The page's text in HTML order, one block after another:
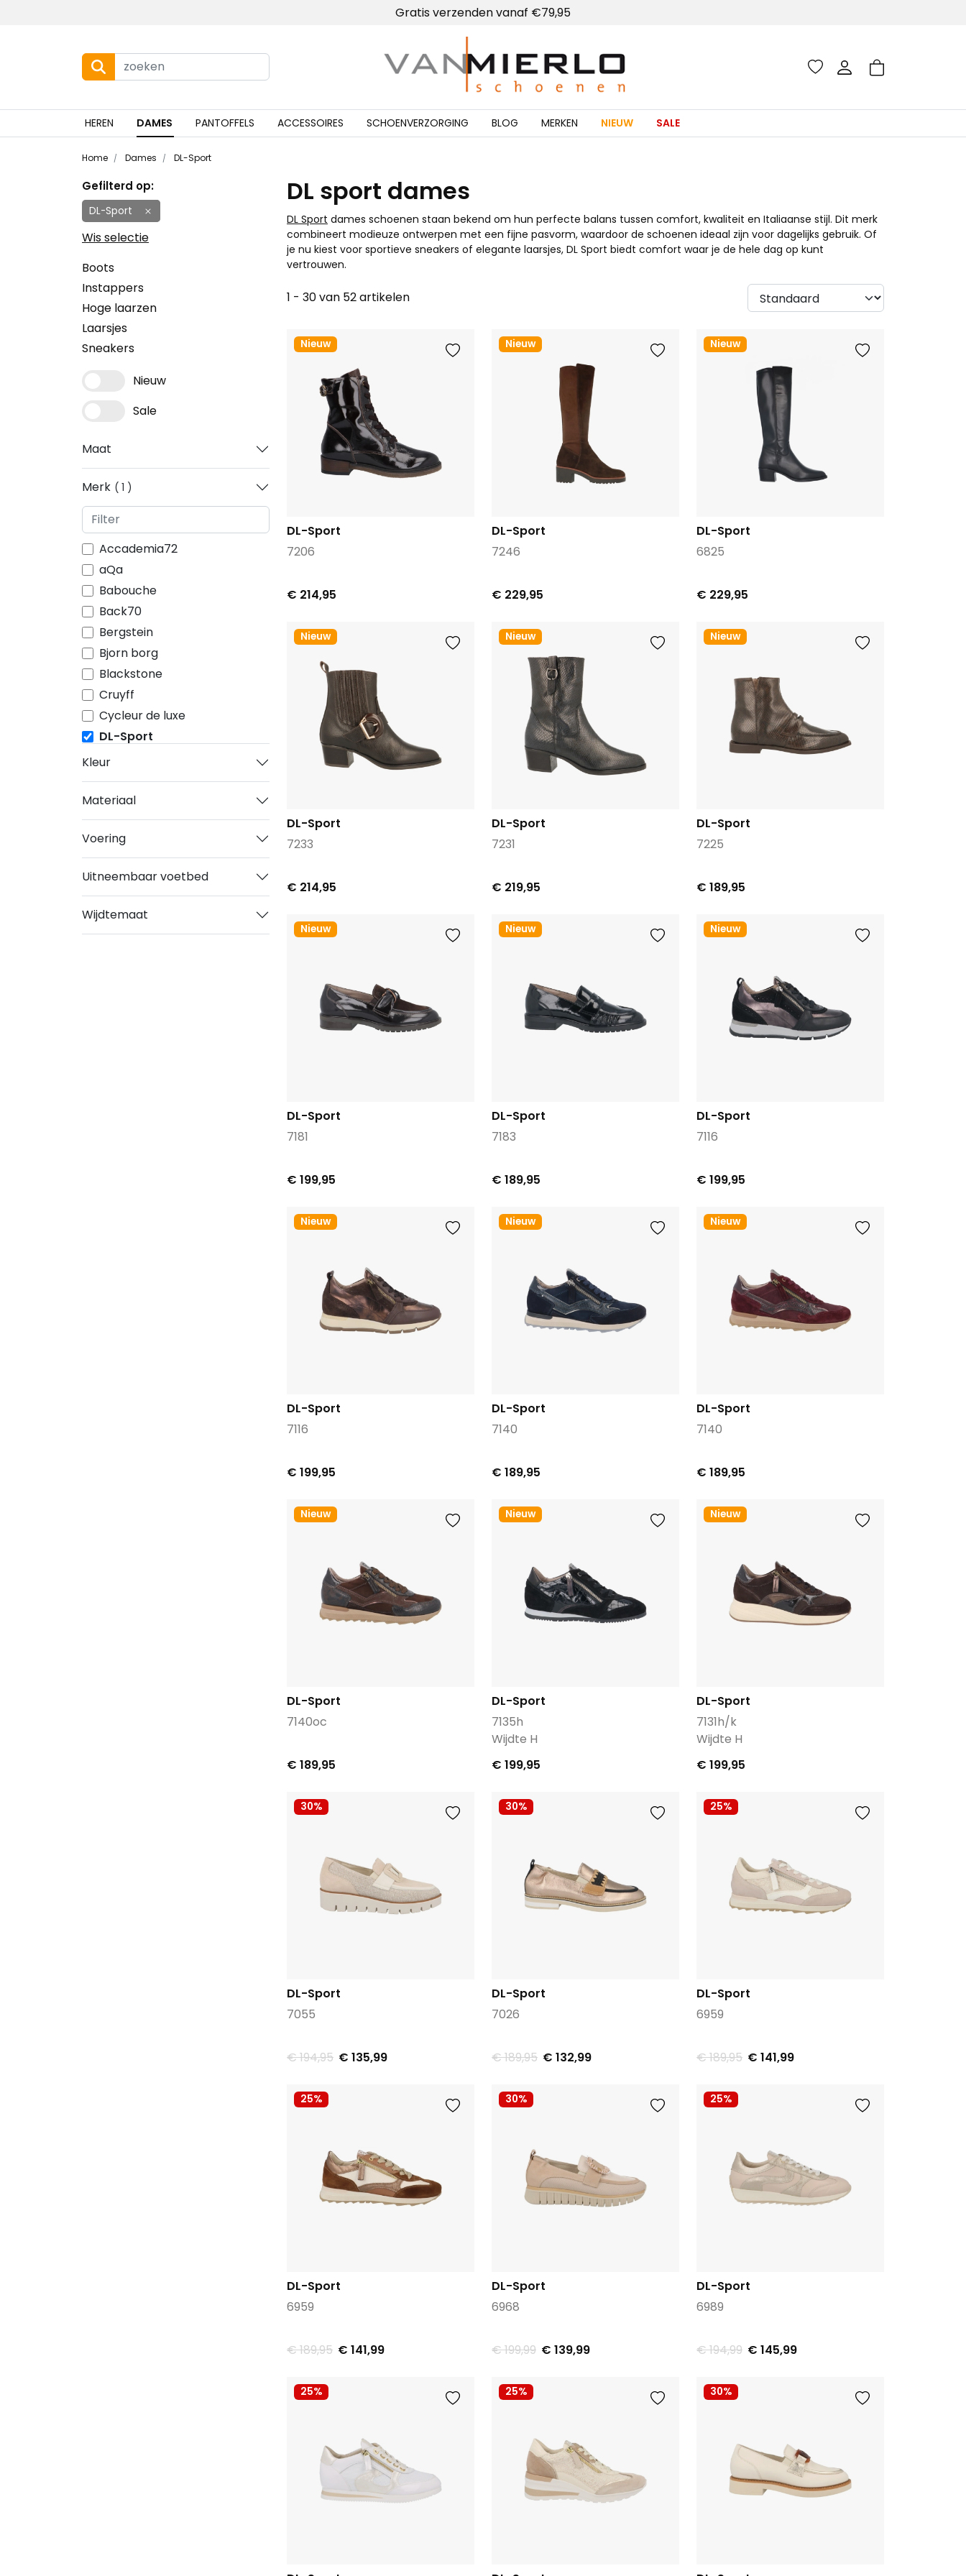
Gratis verzenden vanaf €79,95
Lokale winkel met schoenmakerij
HEREN DAMES PANTOFFELS ACCESSOIRES SCHOENVERZORGING BLOG MERKEN NIEUW SALE
Home Dames DL-Sport
Gefilterd op:
DL-Sport
Wis selectie
Boots
Instappers
Hoge laarzen
Laarsjes
Sneakers
Nieuw
Sale
Maat
Merk 1
Accademia72
aQa
Babouche
Back70
Bergstein
Bjorn borg
Blackstone
Cruyff
Cycleur de luxe
DL-Sport
Dr.Martens
Durea
DWRS
FitFlop™
Floris van Bommel
Footnotes
Freeflex
Gabor
Kleur
Materiaal
Voering
Uitneembaar voetbed
Wijdtemaat
DL sport dames
DL Sport dames schoenen staan bekend om hun perfecte balans tussen comfort, kwaliteit en Italiaanse stijl. Dit merk
combineert modieuze ontwerpen met een fijne pasvorm, waardoor de schoenen ideaal zijn voor dagelijks gebruik. Of
je nu kiest voor sportieve sneakers of elegante laarsjes, DL Sport biedt comfort waar je de hele dag op kunt
vertrouwen.
1 - 30 van 52 artikelen
Nieuw
DL-Sport
7206
€ 214,95
Nieuw
DL-Sport
7246
€ 229,95
Nieuw
DL-Sport
6825
€ 229,95
Nieuw
DL-Sport
7233
€ 214,95
Nieuw
DL-Sport
7231
€ 219,95
Nieuw
DL-Sport
7225
€ 189,95
Nieuw
DL-Sport
7181
€ 199,95
Nieuw
DL-Sport
7183
€ 189,95
Nieuw
DL-Sport
7116
€ 199,95
Nieuw
DL-Sport
7116
€ 199,95
Nieuw
DL-Sport
7140
€ 189,95
Nieuw
DL-Sport
7140
€ 189,95
Nieuw
DL-Sport
7140oc
€ 189,95
Nieuw
DL-Sport
7135h
Wijdte H
€ 199,95
Nieuw
DL-Sport
7131h/k
Wijdte H
€ 199,95
30%
DL-Sport
7055
€ 194,95 € 135,99
30%
DL-Sport
7026
€ 189,95 € 132,99
25%
DL-Sport
6959
€ 189,95 € 141,99
25%
DL-Sport
6959
€ 189,95 € 141,99
30%
DL-Sport
6968
€ 199,99 € 139,99
25%
DL-Sport
6989
€ 194,99 € 145,99
25% 25% 30%